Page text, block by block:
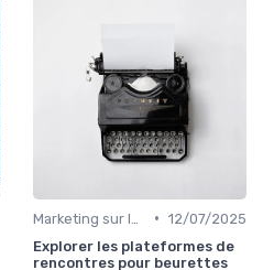
• 12/07/2025
Explorer les plateformes de
rencontres pour beurettes